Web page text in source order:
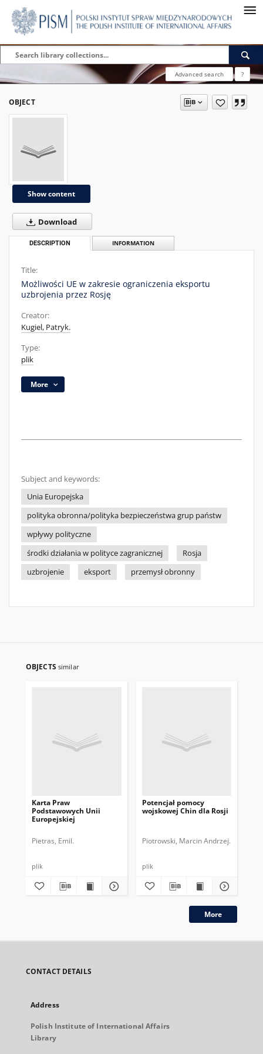
Advanced search ?
OBJECT
Show content
Download
DESCRIPTION INFORMATION
Title:
Możliwości UE w zakresie ograniczenia eksportu
uzbrojenia przez Rosję
Creator:
Kugiel, Patryk.
Type:
plik
More
Subject and keywords:
Unia Europejska
polityka obronna/polityka bezpieczeństwa grup państw
wpływy polityczne
środki działania w polityce zagranicznej
Rosja
uzbrojenie
eksport przemysł obronny
OBJECTS similar
Karta Praw
Podstawowych Unii
Europejskiej
Pietras, Emil.
plik
Potencjał pomocy
wojskowej Chin dla Rosji
Piotrowski, Marcin Andrzej.
plik
More
CONTACT DETAILS
Address
Polish Institute of International Affairs
Library